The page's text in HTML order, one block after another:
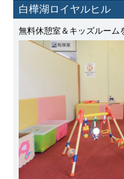
白樺湖ロイヤルヒル
無料休憩室＆キッズルーム